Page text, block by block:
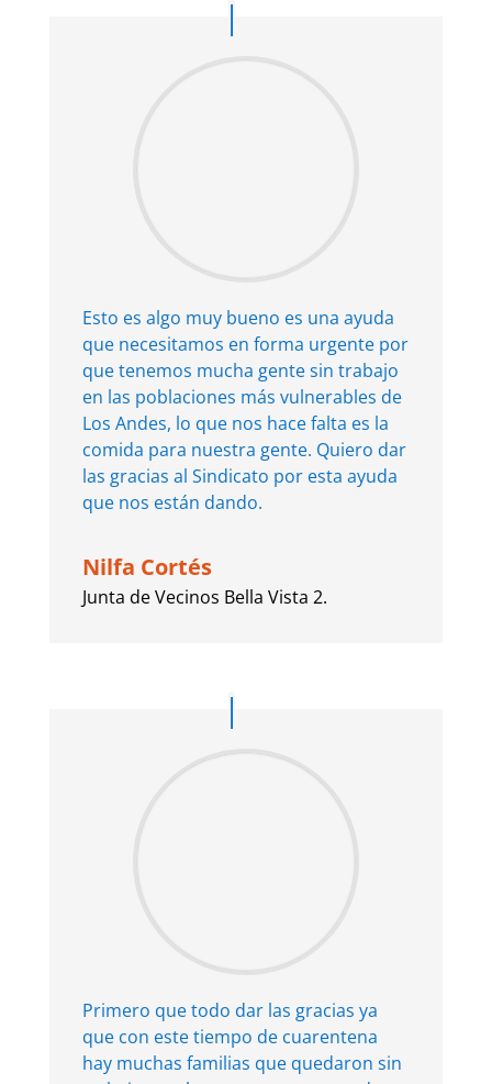
Esto es algo muy bueno es una ayuda
que necesitamos en forma urgente por
que tenemos mucha gente sin trabajo
en las poblaciones más vulnerables de
Los Andes, lo que nos hace falta es la
comida para nuestra gente. Quiero dar
las gracias al Sindicato por esta ayuda
que nos están dando.
Nilfa Cortés
Junta de Vecinos Bella Vista 2.
Primero que todo dar las gracias ya
que con este tiempo de cuarentena
hay muchas familias que quedaron sin